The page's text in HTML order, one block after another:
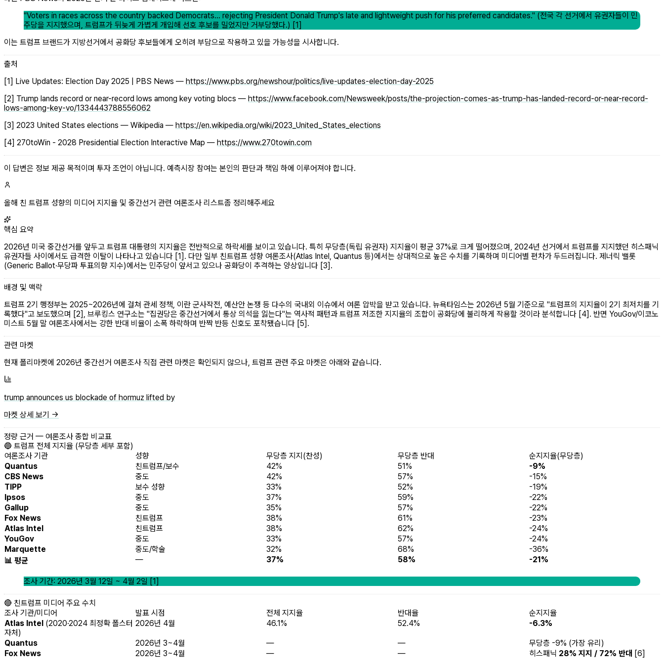
"Voters in races across the country backed Democrats... rejecting President Donald Trump's late and lightweight push for his preferred candidates." (전국 각 선거에서 유권자들이 민
주당을 지지했으며, 트럼프가 뒤늦게 가볍게 개입해 선호 후보를 밀었지만 거부당했다.) [1]
이는 트럼프 브랜드가 지방선거에서 공화당 후보들에게 오히려 부담으로 작용하고 있을 가능성을 시사합니다.
출처
[1] Live Updates: Election Day 2025 | PBS News — https://www.pbs.org/newshour/politics/live-updates-election-day-2025
[2] Trump lands record or near-record lows among key voting blocs — https://www.facebook.com/Newsweek/posts/the-projection-comes-as-trump-has-landed-record-or-near-record-
lows-among-key-vo/1334443788556062
[3] 2023 United States elections — Wikipedia — https://en.wikipedia.org/wiki/2023_United_States_elections
[4] 270toWin - 2028 Presidential Election Interactive Map — https://www.270towin.com
이 답변은 정보 제공 목적이며 투자 조언이 아닙니다. 예측시장 참여는 본인의 판단과 책임 하에 이루어져야 합니다.
올해 친 트럼프 성향의 미디어 지지율 및 중간선거 관련 여론조사 리스트좀 정리해주세요
핵심 요약
2026년 미국 중간선거를 앞두고 트럼프 대통령의 지지율은 전반적으로 하락세를 보이고 있습니다. 특히 무당층(독립 유권자) 지지율이 평균 37%로 크게 떨어졌으며, 2024년 선거에서 트럼프를 지지했던 히스패닉
유권자들 사이에서도 급격한 이탈이 나타나고 있습니다 [1]. 다만 일부 친트럼프 성향 여론조사(Atlas Intel, Quantus 등)에서는 상대적으로 높은 수치를 기록하며 미디어별 편차가 두드러집니다. 제너릭 밸롯
(Generic Ballot·무당파 투표의향 지수)에서는 민주당이 앞서고 있으나 공화당이 추격하는 양상입니다 [3].
배경 및 맥락
트럼프 2기 행정부는 2025~2026년에 걸쳐 관세 정책, 이란 군사작전, 예산안 논쟁 등 다수의 국내외 이슈에서 여론 압박을 받고 있습니다. 뉴욕타임스는 2026년 5월 기준으로 "트럼프의 지지율이 2기 최저치를 기
록했다"고 보도했으며 [2], 브루킹스 연구소는 "집권당은 중간선거에서 통상 의석을 잃는다"는 역사적 패턴과 트럼프 저조한 지지율의 조합이 공화당에 불리하게 작용할 것이라 분석합니다 [4]. 반면 YouGov/이코노
미스트 5월 말 여론조사에서는 강한 반대 비율이 소폭 하락하며 반짝 반등 신호도 포착됐습니다 [5].
관련 마켓
현재 폴리마켓에 2026년 중간선거 여론조사 직접 관련 마켓은 확인되지 않으나, 트럼프 관련 주요 마켓은 아래와 같습니다.
trump announces us blockade of hormuz lifted by
마켓 상세 보기 →
정량 근거 — 여론조사 종합 비교표
🔵 트럼프 전체 지지율 (무당층 세부 포함)
여론조사 기관
성향 무당층 지지(찬성) 무당층 반대
순지지율(무당층)
Quantus
친트럼프/보수 42% 51%
-9%
CBS News
중도 42% 57%
-15%
TIPP
보수 성향 33% 52%
-19%
Ipsos
중도 37% 59%
-22%
Gallup
중도 35% 57%
-22%
Fox News
친트럼프 38% 61%
-23%
Atlas Intel
친트럼프 38% 62%
-24%
YouGov
중도 33% 57%
-24%
Marquette
중도/학술 32% 68%
-36%
📊 평균
— 37% 58% -21%
조사 기간: 2026년 3월 12일 ~ 4월 2일 [1]
🔴 친트럼프 미디어 주요 수치
조사 기관/미디어
발표 시점 전체 지지율 반대율
순지지율
Atlas Intel (2020·2024 최정확 폴스터
자처)
2026년 4월 46.1% 52.4% -6.3%
Quantus 2026년 3~4월 — —
무당층 -9% (가장 유리)
Fox News
2026년 3~4월 — — 히스패닉 28% 지지 / 72% 반대 [6]